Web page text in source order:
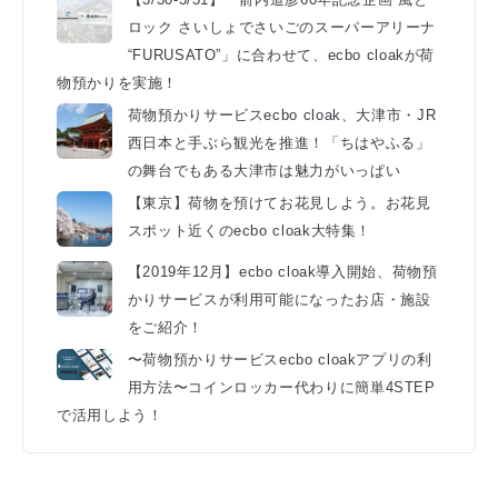
ロック さいしょでさいごのスーパーアリーナ
“FURUSATO”」に合わせて、ecbo cloakが荷
物預かりを実施！
荷物預かりサービスecbo cloak、大津市・JR
西日本と手ぶら観光を推進！「ちはやふる」
の舞台でもある大津市は魅力がいっぱい
【東京】荷物を預けてお花見しよう。お花見
スポット近くのecbo cloak大特集！
【2019年12月】ecbo cloak導入開始、荷物預
かりサービスが利用可能になったお店・施設
をご紹介！
〜荷物預かりサービスecbo cloakアプリの利
用方法〜コインロッカー代わりに簡単4STEP
で活用しよう！